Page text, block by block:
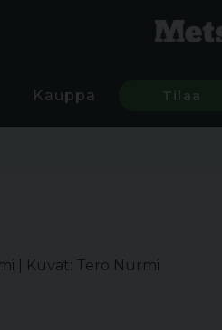
Kauppa Tilaa
Kuvat: Tero Nurmi